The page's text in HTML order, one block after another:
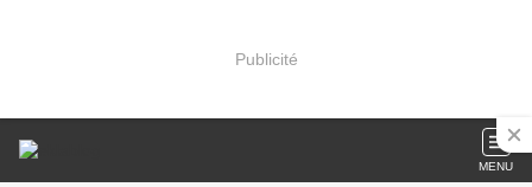
Publicité
MENU